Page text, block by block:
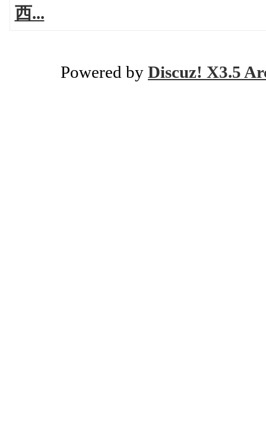
西...
Powered by Discuz! X3.5